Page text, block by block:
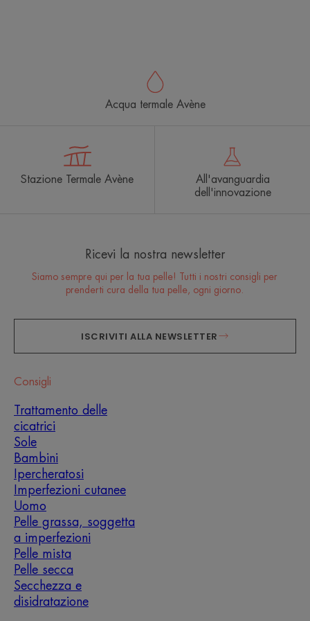
Acqua termale Avène
Stazione Termale Avène
All'avanguardia
dell'innovazione
Ricevi la nostra newsletter
Siamo sempre qui per la tua pelle! Tutti i nostri consigli per
prenderti cura della tua pelle, ogni giorno.
ISCRIVITI ALLA NEWSLETTER
Consigli
Trattamento delle
cicatrici
Sole
Bambini
Ipercheratosi
Imperfezioni cutanee
Uomo
Pelle grassa, soggetta
a imperfezioni
Pelle mista
Pelle secca
Secchezza e
disidratazione